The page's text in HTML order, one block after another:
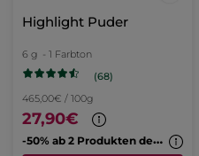
Highlight Puder
6 g - 1 Farbton
(68)
465,00€ / 100g
27,90€
-
50% ab 2 Produkten deiner Wahl